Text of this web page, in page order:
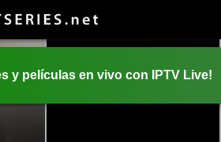
y películas en vivo con IPTV Live!